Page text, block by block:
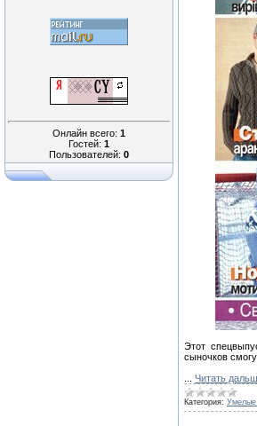
Онлайн всего: 1
Гостей: 1
Пользователей: 0
Этот
сыночков
Читать
Категория: Умелые